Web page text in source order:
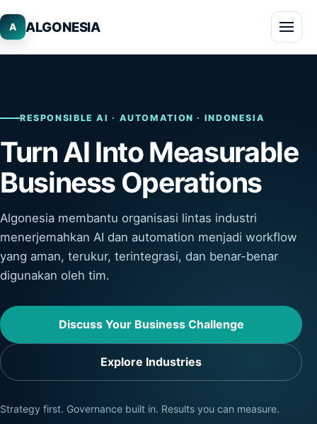
A ALGONESIA
RESPONSIBLE AI · AUTOMATION · INDONESIA
Turn AI Into Measurable
Business Operations
Algonesia membantu organisasi lintas industri
menerjemahkan AI dan automation menjadi workflow
yang aman, terukur, terintegrasi, dan benar-benar
digunakan oleh tim.
Discuss Your Business Challenge
Explore Industries
Strategy first. Governance built in. Results you can measure.